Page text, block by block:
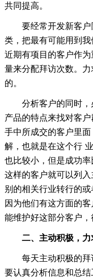
共同提高。
要经常开发新客户
类，把最有可能用到
近期有项目的客户作
量来分配拜访次数。
的。
分析客户的同时，
产品的特点来找对客
手中所成交的客户里
解，也就是在这个行
也比较小，但是成功
这样的客户就可以列
别的相关行业转行的
因为他们有这方面的
能维护好这部分客户，
二、主动积极，力
每天主动积极的拜
要认真分析信息和总